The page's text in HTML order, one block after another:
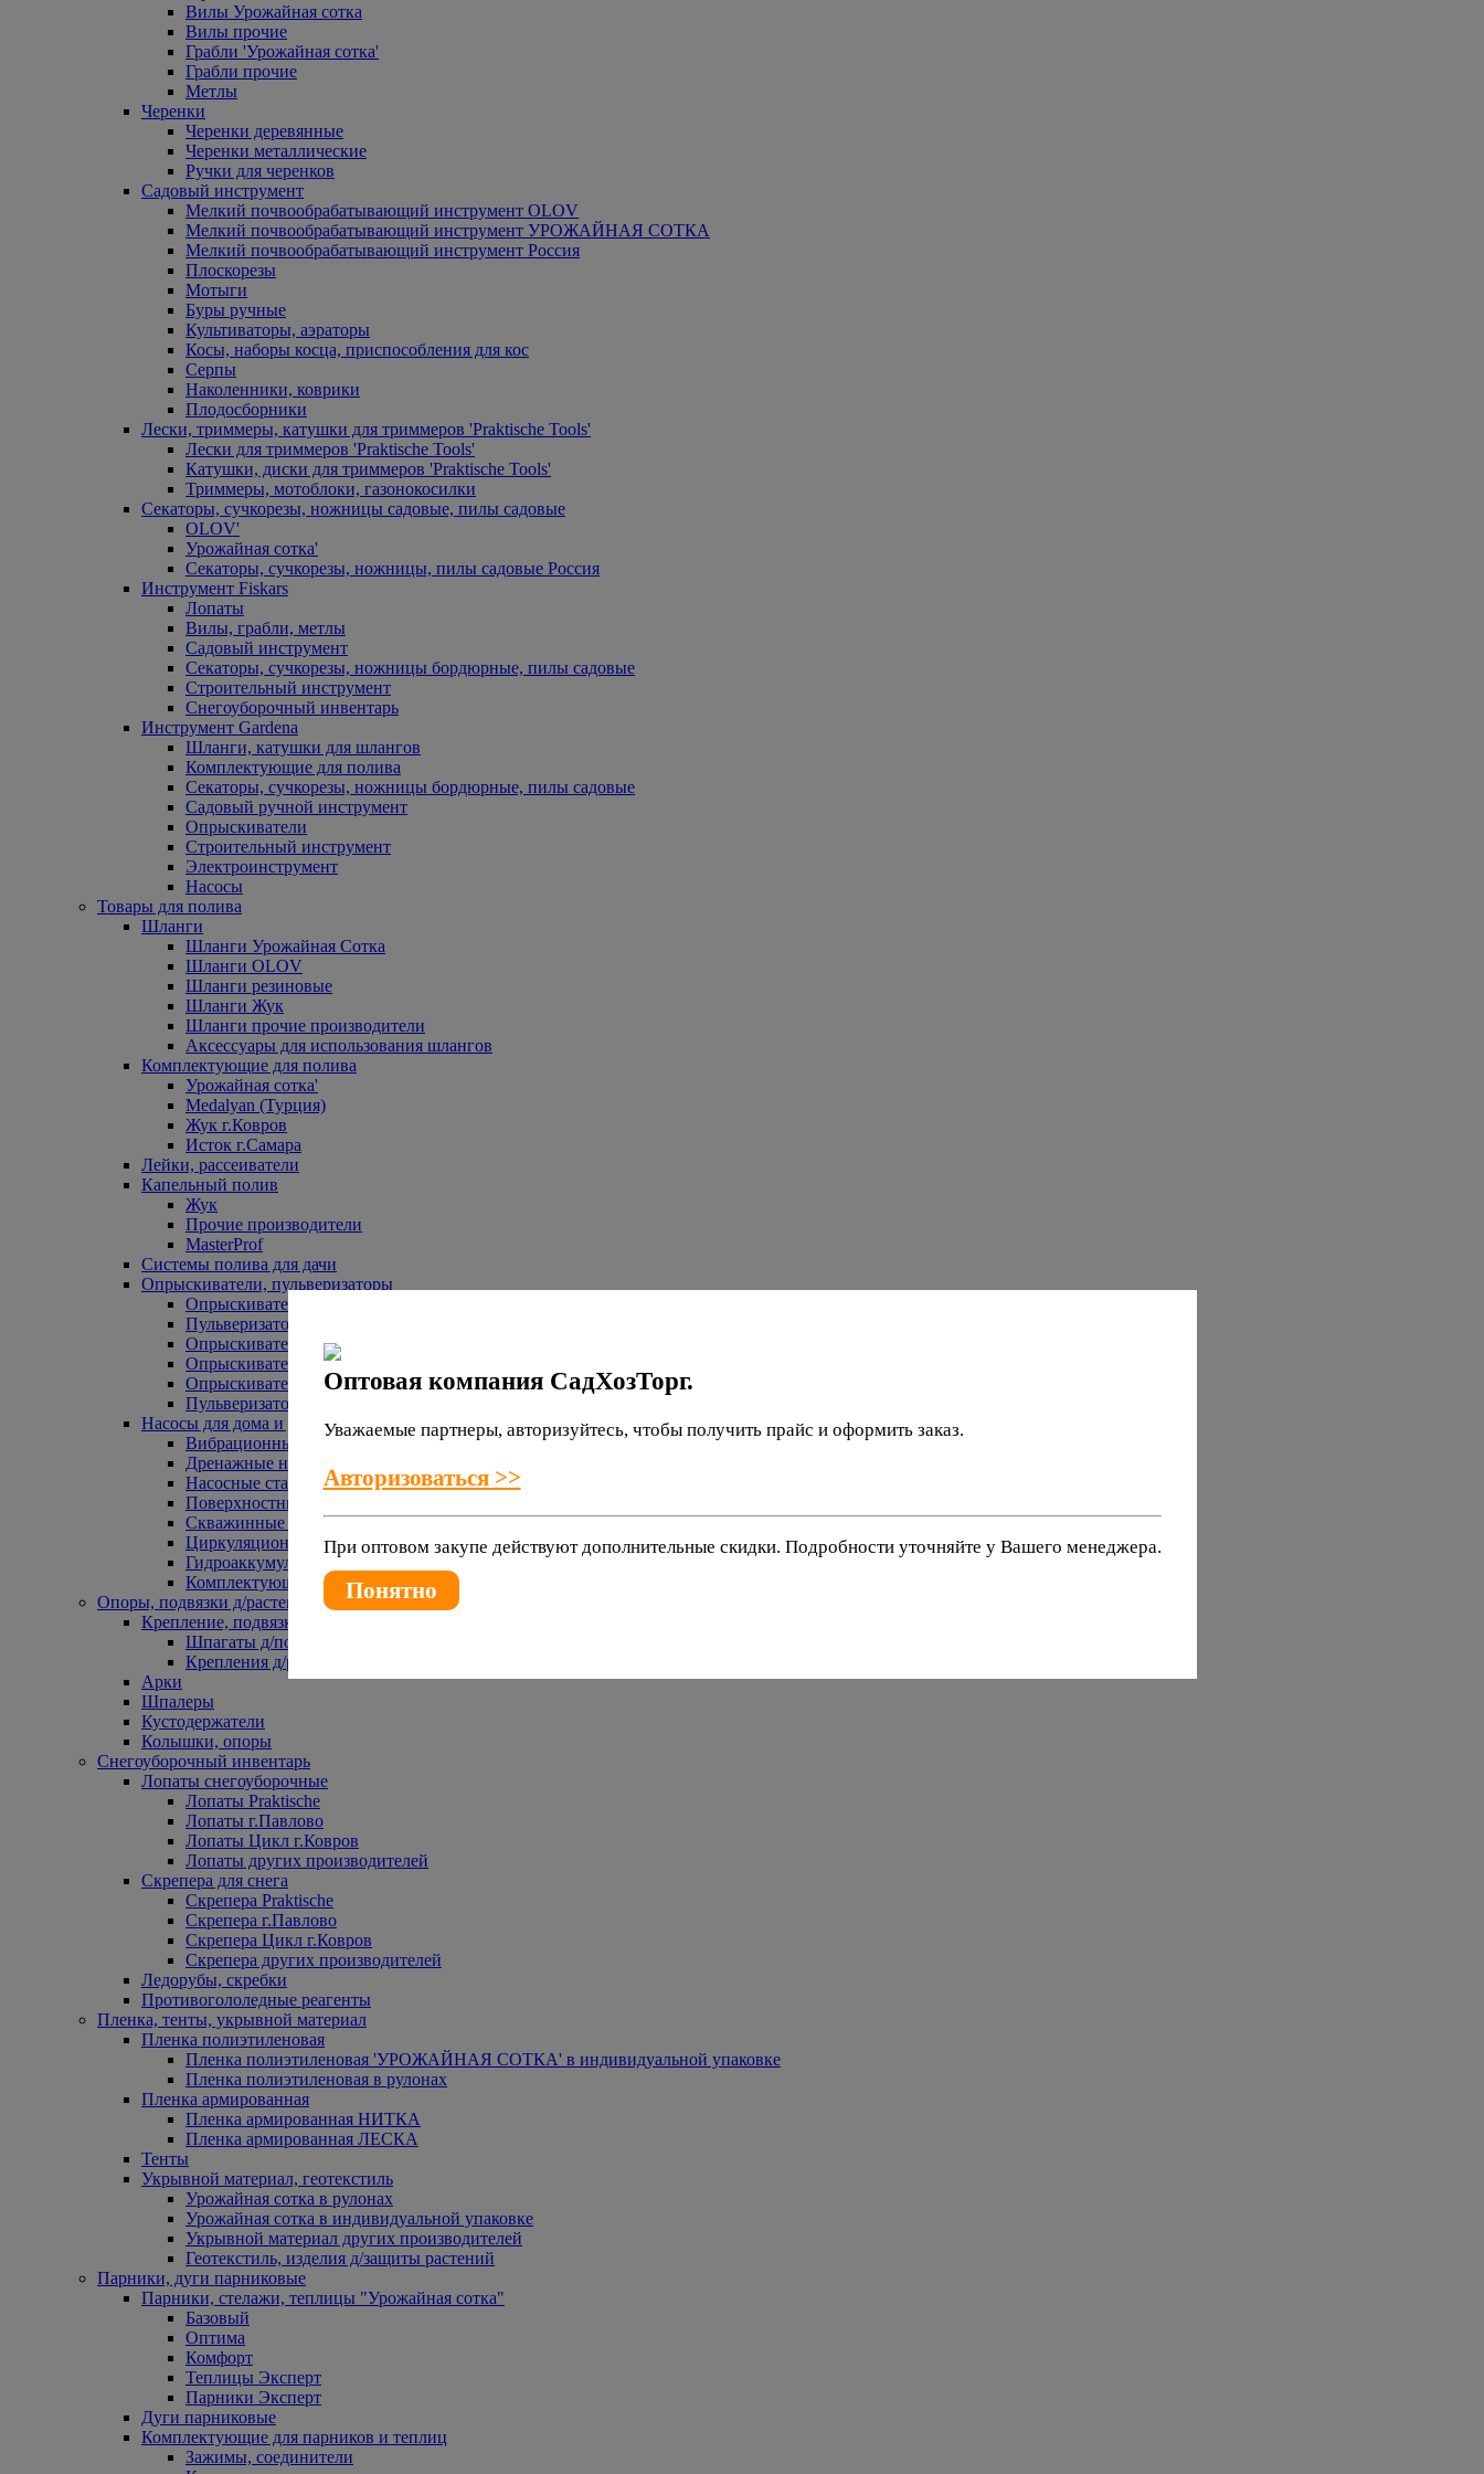
Вилы Урожайная сотка
Вилы прочие
Грабли 'Урожайная сотка'
Грабли прочие
Метлы
Черенки
Черенки деревянные
Черенки металлические
Ручки для черенков
Садовый инструмент
Мелкий почвообрабатывающий инструмент OLOV
Мелкий почвообрабатывающий инструмент УРОЖАЙНАЯ СОТКА
Мелкий почвообрабатывающий инструмент Россия
Плоскорезы
Мотыги
Буры ручные
Культиваторы, аэраторы
Косы, наборы косца, приспособления для кос
Серпы
Наколенники, коврики
Плодосборники
Лески, триммеры, катушки для триммеров 'Praktische Tools'
Лески для триммеров 'Praktische Tools'
Катушки, диски для триммеров 'Praktische Tools'
Триммеры, мотоблоки, газонокосилки
Секаторы, сучкорезы, ножницы садовые, пилы садовые
OLOV'
Урожайная сотка'
Секаторы, сучкорезы, ножницы, пилы садовые Россия
Инструмент Fiskars
Лопаты
Вилы, грабли, метлы
Садовый инструмент
Секаторы, сучкорезы, ножницы бордюрные, пилы садовые
Строительный инструмент
Снегоуборочный инвентарь
Инструмент Gardena
Шланги, катушки для шлангов
Комплектующие для полива
Секаторы, сучкорезы, ножницы бордюрные, пилы садовые
Садовый ручной инструмент
Опрыскиватели
Строительный инструмент
Электроинструмент
Насосы
Товары для полива
Шланги
Шланги Урожайная Сотка
Шланги OLOV
Шланги резиновые
Шланги Жук
Шланги прочие производители
Аксессуары для использования шлангов
Комплектующие для полива
Урожайная сотка'
Medalyan (Турция)
Жук г.Ковров
Исток г.Самара
Лейки, рассеиватели
Капельный полив
Жук
Прочие производители
MasterProf
Системы полива для дачи
Опрыскиватели, пульверизаторы
Опрыскиватели аккумуляторные
Пульверизаторы прочие
Опрыскиватели Урожайная сотка
Опрыскиватели Жук
Опрыскиватели прочие
Пульверизаторы Урожайная сотка
Насосы для дома и дачи
Вибрационные насосы
Дренажные насосы
Насосные станции
Поверхностные насосы
Скважинные насосы
Циркуляционные насосы
Гидроаккумуляторы и расширительные баки
Комплектующие к насосам
Опоры, подвязки д/растений
Крепление, подвязки д/растений
Шпагаты д/подвязки растений
Крепления д/растений
Арки
Шпалеры
Кустодержатели
Колышки, опоры
Снегоуборочный инвентарь
Лопаты снегоуборочные
Лопаты Praktische
Лопаты г.Павлово
Лопаты Цикл г.Ковров
Лопаты других производителей
Скрепера для снега
Скрепера Praktische
Скрепера г.Павлово
Скрепера Цикл г.Ковров
Скрепера других производителей
Ледорубы, скребки
Противогололедные реагенты
Пленка, тенты, укрывной материал
Пленка полиэтиленовая
Пленка полиэтиленовая 'УРОЖАЙНАЯ СОТКА' в индивидуальной упаковке
Пленка полиэтиленовая в рулонах
Пленка армированная
Пленка армированная НИТКА
Пленка армированная ЛЕСКА
Тенты
Укрывной материал, геотекстиль
Урожайная сотка в рулонах
Урожайная сотка в индивидуальной упаковке
Укрывной материал других производителей
Геотекстиль, изделия д/защиты растений
Парники, дуги парниковые
Парники, стелажи, теплицы "Урожайная сотка"
Базовый
Оптима
Комфорт
Теплицы Эксперт
Парники Эксперт
Дуги парниковые
Комплектующие для парников и теплиц
Зажимы, соединители
Оптовая компания СадХозТорг.
Уважаемые партнеры, авторизуйтесь, чтобы получить прайс и оформить заказ.
Авторизоваться >>
При оптовом закупе действуют дополнительные скидки. Подробности уточняйте у Вашего менеджера.
Понятно